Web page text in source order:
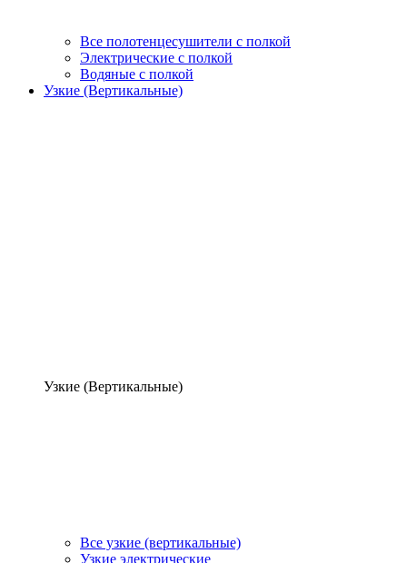
Все полотенцесушители с полкой
Электрические с полкой
Водяные с полкой
Узкие (Вертикальные)
Узкие (Вертикальные)
Все узкие (вертикальные)
Узкие электрические